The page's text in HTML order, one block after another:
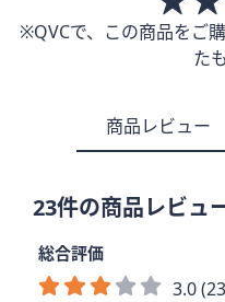
※QVCで、この商品をご
た
商品レビュー
23件の商品レビュ
総合評価
3.0